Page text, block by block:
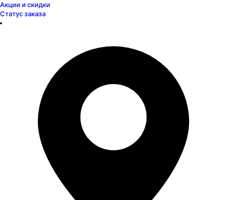
Акции и скидки
Статус заказа